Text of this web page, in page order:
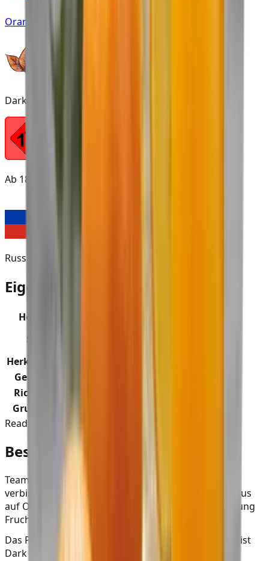
Orange
Dark Blend
Ab 18
Russland
Eigenschaften des Produkts
Hersteller
Status
Herkunftsland
Geschmack
Richtungen
Grundtabak
Ready to read?
Beschreibung
Team Oran von Must H ist eine Tabaksorte. Dabei
verbindet das Produkt einen klaren Geschmacksfokus
auf Orange und eine Aromatik, die deutlich in Richtung
Fruchtig geht.
Das Produkt stammt aus Russland. Als Grundtabak ist
Dark Blend hinterlegt.